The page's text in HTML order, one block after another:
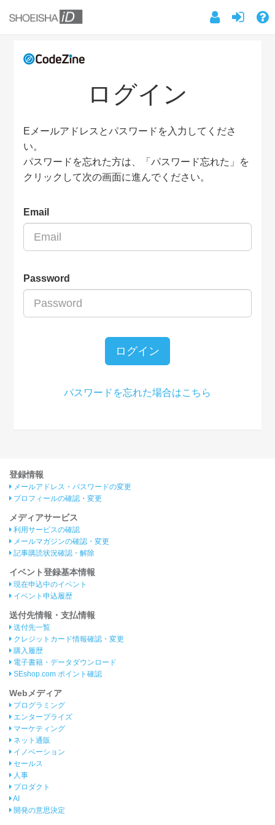
ログイン
Eメールアドレスとパスワードを入力してくださ
い。
パスワードを忘れた方は、「パスワード忘れた」を
クリックして次の画面に進んでください。
Email
Password
ログイン
パスワードを忘れた場合はこちら
登録情報
メールアドレス・パスワードの変更
プロフィールの確認・変更
メディアサービス
利用サービスの確認
メールマガジンの確認・変更
記事購読状況確認・解除
イベント登録基本情報
現在申込中のイベント
イベント申込履歴
送付先情報・支払情報
送付先一覧
クレジットカード情報確認・変更
購入履歴
電子書籍・データダウンロード
SEshop.com ポイント確認
Webメディア
プログラミング
エンタープライズ
マーケティング
ネット通販
イノベーション
セールス
人事
プロダクト
AI
開発の意思決定